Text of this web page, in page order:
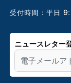
受付時間：平日
ニュースレター